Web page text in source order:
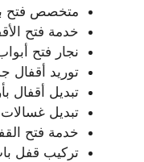
متخصص فتح
خدمة فتح
نجار فتح أبواب 24
توريد أقفال
تبديل أقفال
تبديل
خدمة فتح
تركيب قفل